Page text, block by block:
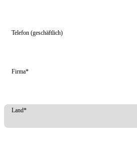
Telefon (geschäftlich)
Firma*
Land*